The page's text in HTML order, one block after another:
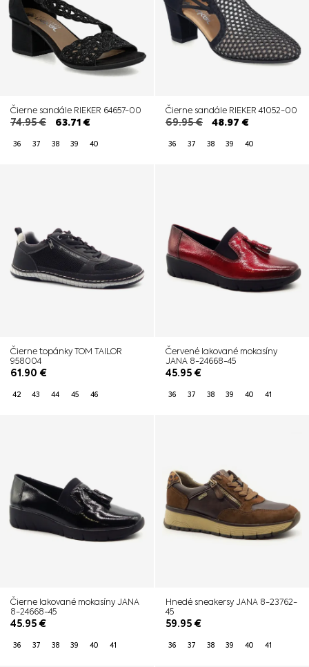
Čierne sandále RIEKER 64657-00
74.95€ 63.71€
36 37 38 39 40
Čierne sandále RIEKER 41052-00
69.95€ 48.97 €
36 37 38 39 40
Čierne topánky TOM TAILOR
958004
61.90 €
42 43 44 45 46
Červené lakované mokasíny
JANA 8-24668-45
45.95€
36 37 38 39 40 41
Čierne lakované mokasíny JANA
8-24668-45
45.95€
36 37 38 39 40 41
Hnedé sneakersy JANA 8-23762-
45
59.95€
36 37 38 39 40 41